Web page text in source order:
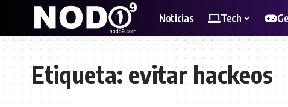
Noticias Tech
Etiqueta: evitar hackeos